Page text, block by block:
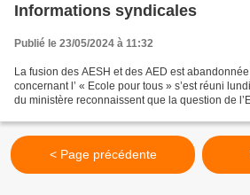
Informations syndicales
Publié le 23/05/2024 à 11:32
La fusion des AESH et des AED est
concernant l’ « Ecole pour tous » s’est réuni
du ministère reconnaissent que la question de
< Page précédente